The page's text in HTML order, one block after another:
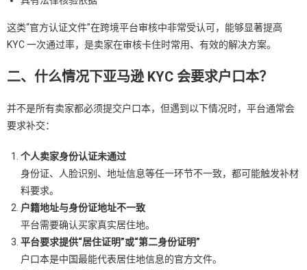
这类“官方认证文件”在跨境平台审核中非常受认可，能够显著提高
KYC 一次通过率，是卖家在审核卡住时常用、有效的解决方案。
二、什么情况下亚马逊 KYC 会要求户口本？
并不是所有卖家都必须提交户口本，但遇到以下情况时，平台通常会
要求补交：
个人卖家身份认证未通过
身份证、人脸识别、地址信息等任一环节不一致，都可能触发补材
料要求。
户籍地址与身份证地址不一致
平台需要确认买家真实居住地。
平台要求提供“居住证明”或“第二身份证明”
户口本是中国最能代表居住地信息的官方文件。